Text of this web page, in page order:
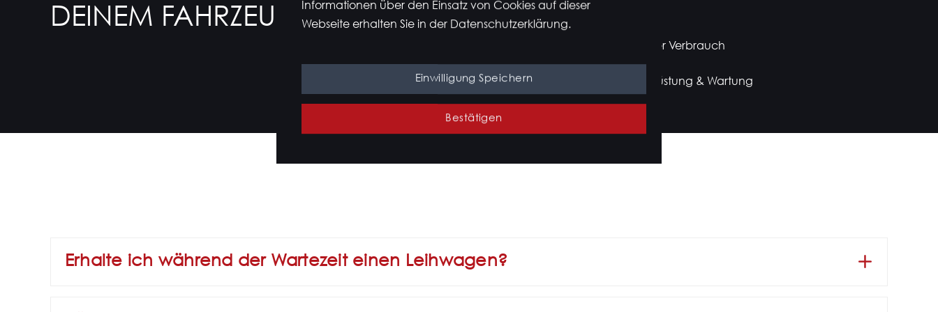
DEINEM FAHRZEUG RAUS
5 Jahre Garantie
Bis zu 20% weniger Verbrauch
Kostenlose Rückrüstung & Wartung
Erhalte ich während der Wartezeit einen Leihwagen?
Informationen über den Einsatz von Cookies auf dieser
Webseite erhalten Sie in der Datenschutzerklärung.
Einwilligung Speichern
Bestätigen